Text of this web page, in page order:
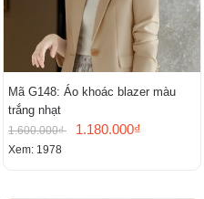
Mã G148: Áo khoác blazer màu
trắng nhạt
1.600.000₫ 1.180.000₫
Xem: 1978